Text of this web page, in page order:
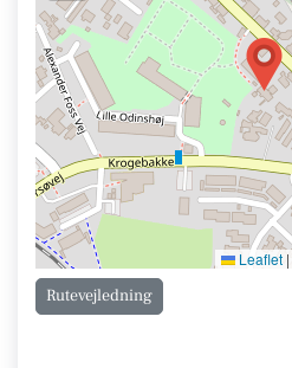
Leaflet |
Rutevejledning